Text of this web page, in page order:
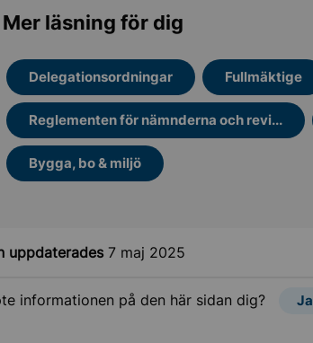
Mer läsning för dig
Delegationsordningar Fullmäktige
Reglementen för nämnderna och revi...
Bygga, bo & miljö
uppdaterades 7 maj 2025
informationen på den här sidan dig? Ja